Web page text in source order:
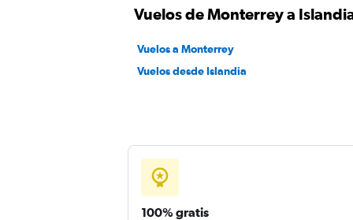
Vuelos de Monterrey a
Vuelos a Monterrey
Vuelos desde Islandia
100% gratis